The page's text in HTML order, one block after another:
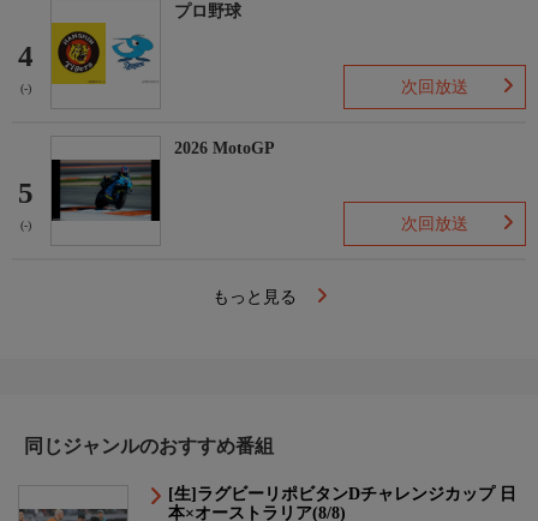
4
(-)
プロ野球
次回放送
5
(-)
2026 MotoGP
次回放送
もっと見る
同じジャンルのおすすめ番組
[生]ラグビーリポビタンDチャレンジカップ 日
本×オーストラリア(8/8)